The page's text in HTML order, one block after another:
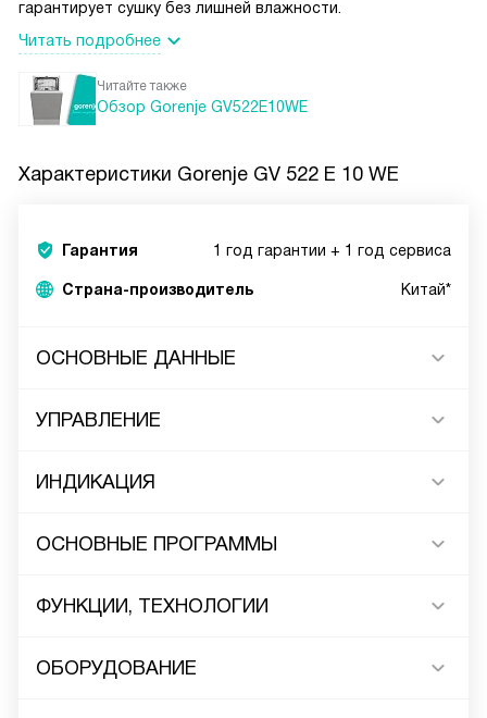
гарантирует сушку без лишней влажности.
Читать подробнее
Читайте также
Обзор Gorenje GV522E10WE
Характеристики Gorenje GV 522 E 10 WE
Гарантия 1 год гарантии + 1 год сервиса
Страна-производитель Китай*
ОСНОВНЫЕ ДАННЫЕ
УПРАВЛЕНИЕ
ИНДИКАЦИЯ
ОСНОВНЫЕ ПРОГРАММЫ
ФУНКЦИИ, ТЕХНОЛОГИИ
ОБОРУДОВАНИЕ